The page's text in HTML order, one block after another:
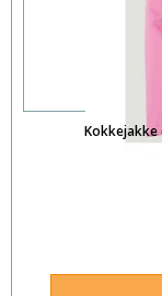
Kokkejakke